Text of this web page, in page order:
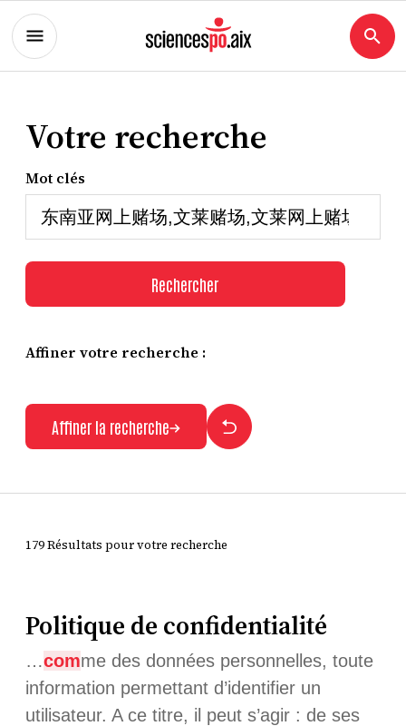
Votre recherche
Mot clés
Rechercher
Affiner votre recherche :
Affiner la recherche
179 Résultats pour votre recherche
Politique de confidentialité
…comme des données personnelles, toute
information permettant d’identifier un
utilisateur. A ce titre, il peut s’agir : de ses